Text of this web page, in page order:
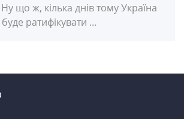
Ну що ж, кілька днів тому Україна
ратифікувати ...